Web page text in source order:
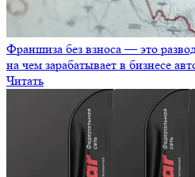
Франшиза без взноса — это
на чем зарабатывает в бизнесе
Читать